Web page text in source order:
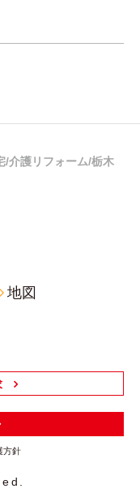
/介護リフォーム/栃木
地図
方針